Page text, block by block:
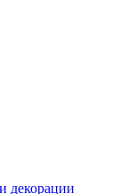
декорации